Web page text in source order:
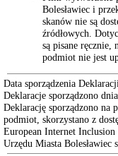
Dzienniki
Urzędowe
Województwa
Dolnośląskiego
Rada
Miasta
Bolesławiec
Rada
Miasta
Bolesławiec
Bolesławiec i
skanów nie są
źródłowych.
są pisane ręcznie,
podmiot nie jest
Data sporządzenia
Deklaracje sporządzono dnia
Deklarację sporządzono na
podmiot, skorzystano z
European Internet
Urzędu Miasta Bolesławiec